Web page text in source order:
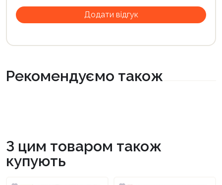
Рекомендуємо також
З цим товаром також
купують